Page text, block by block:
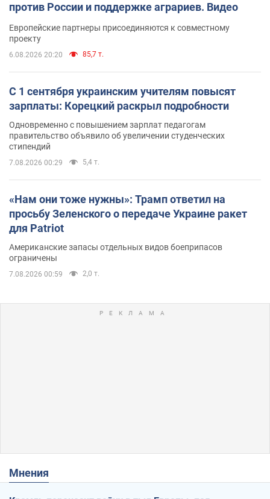
против России и поддержке аграриев. Видео
Европейские партнеры присоединяются к совместному
проекту
6.08.2026 20:20 85,7 т.
С 1 сентября украинским учителям повысят
зарплаты: Корецкий раскрыл подробности
Одновременно с повышением зарплат педагогам
правительство объявило об увеличении студенческих
стипендий
7.08.2026 00:29 5,4 т.
«Нам они тоже нужны»: Трамп ответил на
просьбу Зеленского о передаче Украине ракет
для Patriot
Американские запасы отдельных видов боеприпасов
ограничены
7.08.2026 00:59 2,0 т.
Мнения